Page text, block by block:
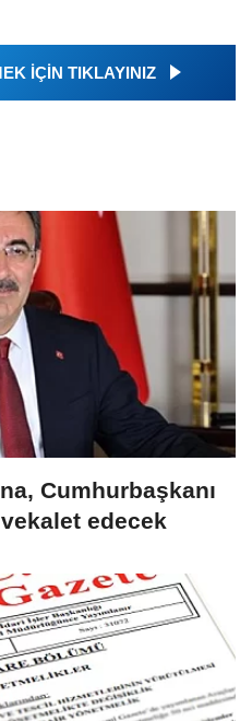
İÇİN TIKLAYINIZ
Cumhurbaşkanı
vekalet edecek